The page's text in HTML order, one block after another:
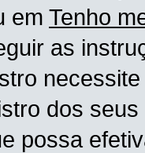
em Tenho
as
dos
possa